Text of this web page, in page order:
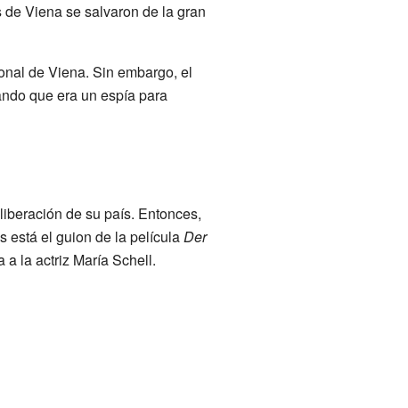
Viena se salvaron de la gran
de Viena. Sin embargo, el
que era un espía para
de su país. Entonces,
está el guion de la películaDer
a la actriz María Schell.